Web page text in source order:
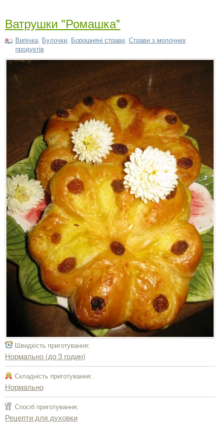
Ватрушки "Ромашка"
Випічка Булочки Борошняні страви Страви з молочних
продуктів
Швидкість приготування:
Нормально (до 3 годин)
Складність приготування:
Нормально
Спосіб приготування:
Рецепти для духовки